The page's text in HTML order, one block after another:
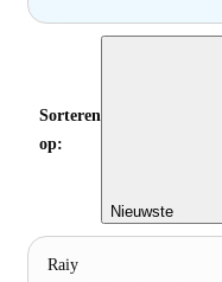
Sorteren
op:
Nieuwste
Raiy